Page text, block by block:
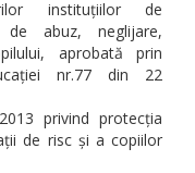
instituțiilor de
abuz, neglijare,
aprobată prin
nr.77 din 22
privind protecția
de risc și a copiilor